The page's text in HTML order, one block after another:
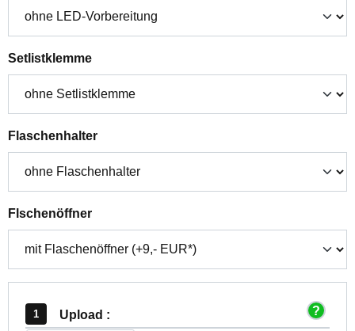
Setlistklemmeauswählen
Flaschenhalterauswählen
Flschenöffnerauswählen
Upload :